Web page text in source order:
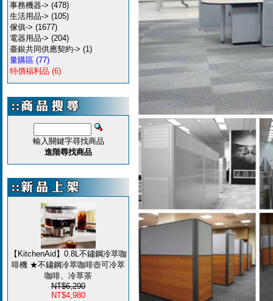
事務機器-> (478)
生活用品-> (105)
傢俱-> (1677)
電器用品-> (204)
臺銀共同供應契約-> (1)
量購區 (77)
特價福利品 (6)
輸入關鍵字尋找商品
進階尋找商品
【KitchenAid】0.8L不鏽鋼冷萃咖
啡機 ★不鏽鋼冷萃咖啡壺可冷萃
咖啡、冷萃茶
NT$6,290
NT$4,980